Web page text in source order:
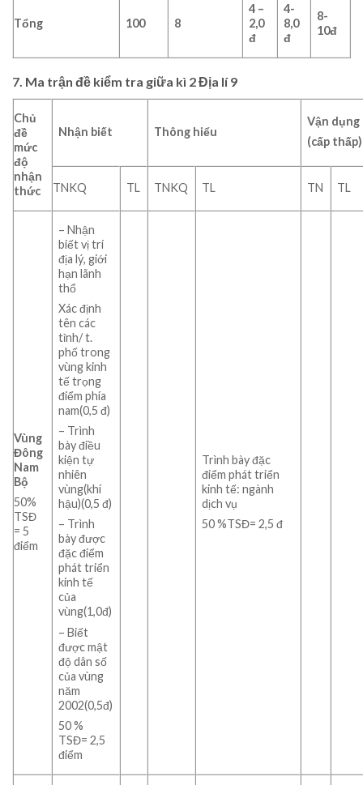
Tổng 100 8
4 –
2,0
đ
4-
8,0
đ
8-
10đ
7. Ma trận đề kiểm tra giữa kì 2 Địa lí 9
Chủ
đề
mức
độ
nhận
thức
Nhận biết Thông hiểu
Vận dụng
(cấp thấp)
TNKQ TL TNKQ TL TN TL
Vùng
Đông
Nam
Bộ
50%
TSĐ
= 5
điểm
– Nhận
biết vị trí
địa lý, giới
hạn lãnh
thổ
Xác định
tên các
tỉnh/ t.
phố trong
vùng kinh
tế trọng
điểm phía
nam(0,5 đ)
– Trình
bày điều
kiện tự
nhiên
vùng(khí
hậu)(0,5 đ)
– Trình
bày được
đặc điểm
phát triển
kinh tế
của
vùng(1,0đ)
– Biết
được mật
độ dân số
của vùng
năm
2002(0,5đ)
50 %
TSĐ= 2,5
điểm
Trình bày đặc
điểm phát triển
kinh tế: ngành
dịch vụ
50 %TSĐ= 2,5 đ